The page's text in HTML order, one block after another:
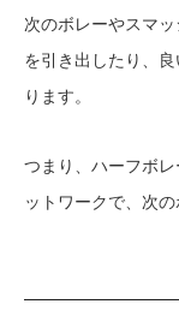
次のボレーやスマ
を引き出したり、
ります。
つまり、ハーフボ
ットワークで、次